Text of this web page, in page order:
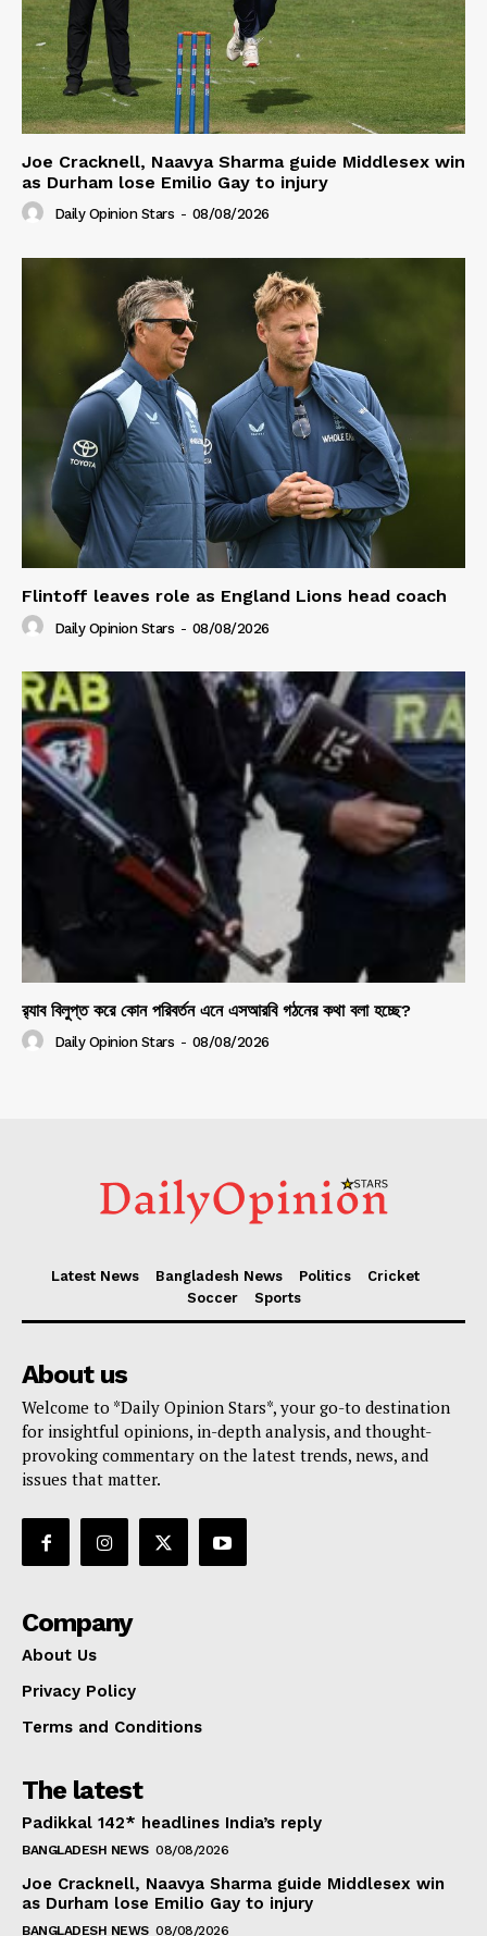
Joe Cracknell, Naavya Sharma guide Middlesex win
as Durham lose Emilio Gay to injury
Daily Opinion Stars - 08/08/2026
Flintoff leaves role as England Lions head coach
Daily Opinion Stars - 08/08/2026
র‍্যাব বিলুপ্ত করে কোন পরিবর্তন এনে এসআরবি গঠনের কথা বলা হচ্ছে?
Daily Opinion Stars - 08/08/2026
Latest News Bangladesh News Politics
Cricket
Soccer
Sports
About us
Welcome to *Daily Opinion Stars*, your go-to destination
for insightful opinions, in-depth analysis, and thought-
provoking commentary on the latest trends, news, and
issues that matter.
Company
About Us
Privacy Policy
Terms and Conditions
The latest
Padikkal 142* headlines India’s reply
BANGLADESH NEWS 08/08/2026
Joe Cracknell, Naavya Sharma guide Middlesex win
as Durham lose Emilio Gay to injury
BANGLADESH NEWS 08/08/2026